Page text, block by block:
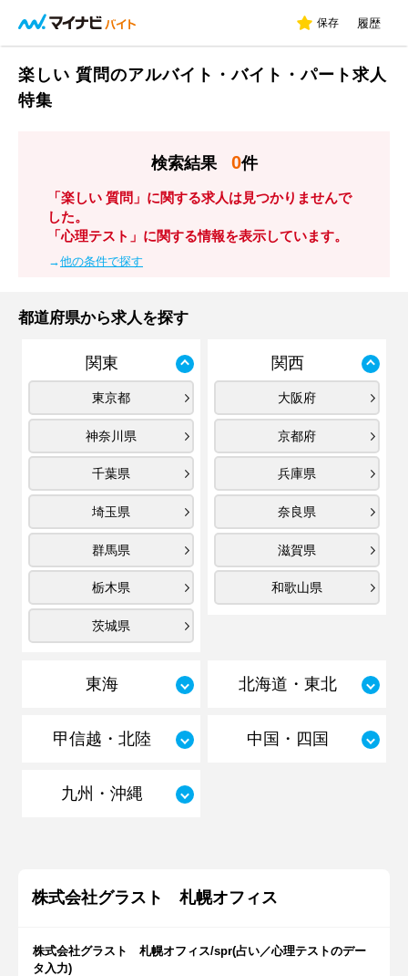
保存 履歴
楽しい 質問のアルバイト・バイト・パート求人
特集
検索結果 0件
「楽しい 質問」に関する求人は見つかりませんで
した。
「心理テスト」に関する情報を表示しています。
→他の条件で探す
都道府県から求人を探す
関東
東京都
神奈川県
千葉県
埼玉県
群馬県
栃木県
茨城県
関西
大阪府
京都府
兵庫県
奈良県
滋賀県
和歌山県
東海 北海道・東北
甲信越・北陸 中国・四国
九州・沖縄
株式会社グラスト 札幌オフィス
株式会社グラスト 札幌オフィス/spr(占い／心理テストのデー
タ入力)